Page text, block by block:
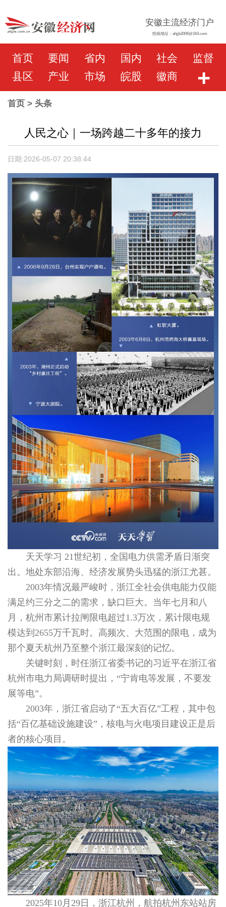
安徽主流经济门户
投稿地址：ahjjb2006@163.com
首页 要闻 省内 国内 社会
监督
县区
产业 市场 皖股 徽商 +
首页> 头条
人民之心｜一场跨越二十多年的接力
日期:2026-05-07 20:38:44
天天学习 21世纪初，全国电力供需矛盾日渐突
出。地处东部沿海、经济发展势头迅猛的浙江尤甚。
2003年情况最严峻时，浙江全社会供电能力仅能
满足约三分之二的需求，缺口巨大。当年七月和八
月，杭州市累计拉闸限电超过1.3万次，累计限电规
模达到2655万千瓦时。高频次、大范围的限电，成为
那个夏天杭州乃至整个浙江最深刻的记忆。
关键时刻，时任浙江省委书记的习近平在浙江省
杭州市电力局调研时提出，“宁肯电等发展，不要发
展等电”。
2003年，浙江省启动了“五大百亿”工程，其中包
括“百亿基础设施建设”，核电与火电项目建设正是后
者的核心项目。
2025年10月29日，浙江杭州，航拍杭州东站站房